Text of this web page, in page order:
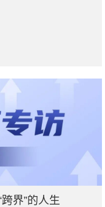
界”的人生